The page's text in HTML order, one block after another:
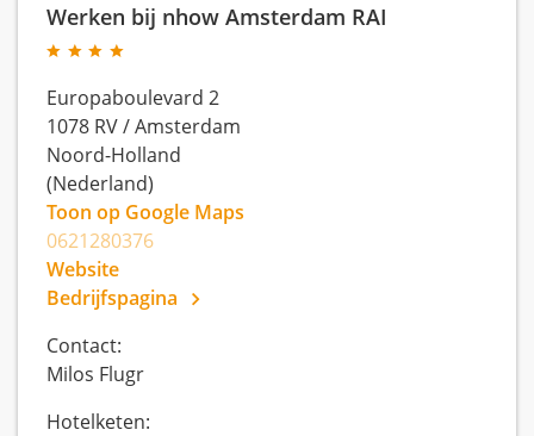
Werken bij nhow Amsterdam RAI
Europaboulevard 2
1078 RV/Amsterdam
Noord-Holland
(Nederland)
Toon op Google Maps
0621280376
Website
Bedrijfspagina
Contact:
Milos Flugr
Hotelketen: